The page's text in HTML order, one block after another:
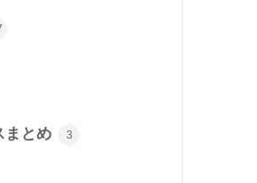
まとめ 3